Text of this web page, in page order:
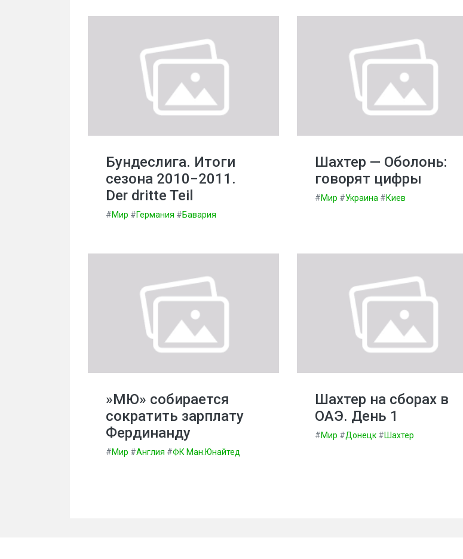
Бундеслига. Итоги
сезона 2010−2011.
Der dritte Teil
#Мир #Германия #Бавария
Шахтер — Оболонь:
говорят цифры
#Мир #Украина #Киев
»МЮ» собирается
сократить зарплату
Фердинанду
#Мир #Англия #ФК Ман.Юнайтед
Шахтер на сборах в
ОАЭ. День 1
#Мир #Донецк #Шахтер